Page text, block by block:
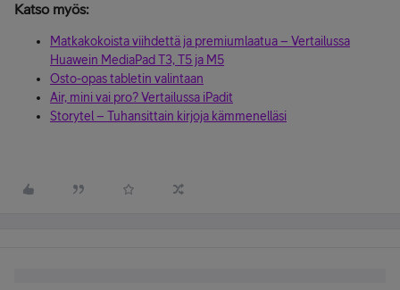
Katso myös:
Matkakokoista viihdettä ja premiumlaatua – Vertailussa
Huawein MediaPad T3, T5 ja M5
Osto-opas tabletin valintaan
Air, mini vai pro? Vertailussa iPadit
Storytel – Tuhansittain kirjoja kämmenelläsi